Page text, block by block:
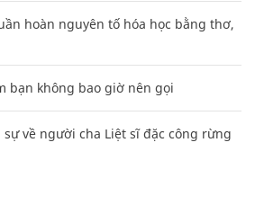
hoàn nguyên tố hóa học bằng thơ,
bạn không bao giờ nên gọi
sự về người cha Liệt sĩ đặc công rừng